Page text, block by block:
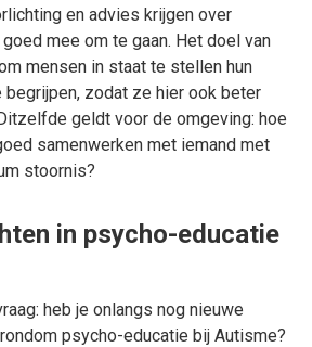
en advies krijgen over
mee om te gaan. Het doel van
mensen in staat te stellen hun
zodat ze hier ook beter
geldt voor de omgeving: hoe
samenwerken met iemand met
stoornis?
in psycho-educatie
heb je onlangs nog nieuwe
psycho-educatie bij Autisme?